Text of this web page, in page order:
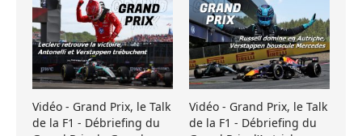
Vidéo - Grand Prix, le Talk
de la F1 - Débriefing du
Vidéo - Grand Prix, le Talk
de la F1 - Débriefing du